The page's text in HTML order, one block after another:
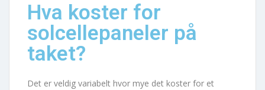
Hva koster for
solcellepaneler på
taket?
Det er veldig variabelt hvor mye det koster for et